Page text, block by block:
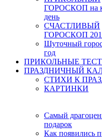
ГОРОСКОП на
день
СЧАСТЛИВЫЙ
ГОРОСКОП
Шуточный
год
ПРИКОЛЬНЫЕ
ПРАЗДНИЧНЫЙ
СТИХИ К
КАРТИНКИ
Самый
подарок
Как появились